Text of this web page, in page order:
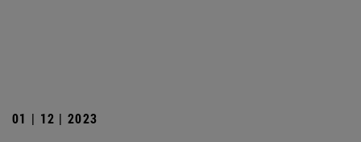
01 | 12 | 2023